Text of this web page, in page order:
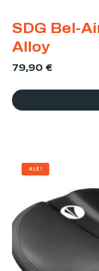
SDG Bel-
Alloy
79,90€
ALE!